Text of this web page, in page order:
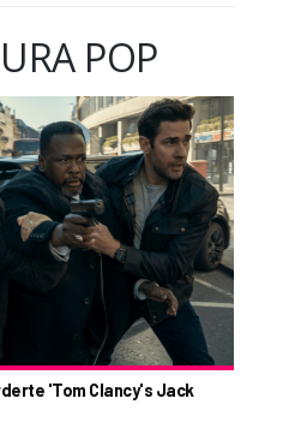
POP
'Tom Clancy's Jack